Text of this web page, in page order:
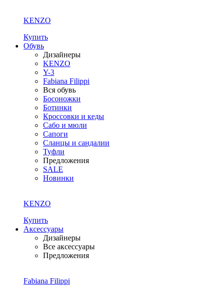
KENZO
Купить
Обувь
Дизайнеры
KENZO
Y-3
Fabiana Filippi
Вся обувь
Босоножки
Ботинки
Кроссовки и кеды
Сабо и мюли
Сапоги
Сланцы и сандалии
Туфли
Предложения
SALE
Новинки
KENZO
Купить
Аксессуары
Дизайнеры
Все аксессуары
Предложения
Fabiana Filippi